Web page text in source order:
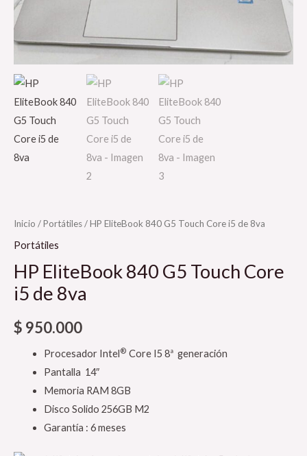
Inicio /Portátiles/ HP EliteBook 840 G5 Touch Core i5 de 8va
Portátiles
HP EliteBook 840 G5 Touch Core
i5 de 8va
$ 950.000
Procesador Intel® Core I5 8ª generación
Pantalla 14″
Memoria RAM 8GB
Disco Solido 256GB M2
Garantía : 6 meses